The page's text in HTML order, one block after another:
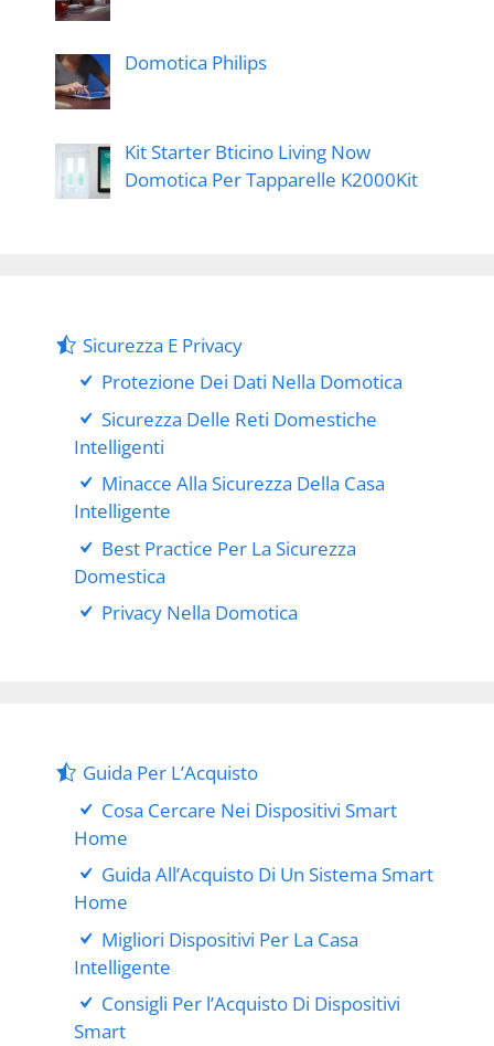
Domotica Philips
Kit Starter Bticino Living Now
Domotica Per Tapparelle K2000Kit
Sicurezza E Privacy
Protezione Dei Dati Nella Domotica
Sicurezza Delle Reti Domestiche
Intelligenti
Minacce Alla Sicurezza Della Casa
Intelligente
Best Practice Per La Sicurezza
Domestica
Privacy Nella Domotica
Guida Per L’Acquisto
Cosa Cercare Nei Dispositivi Smart
Home
Guida All’Acquisto Di Un Sistema Smart
Home
Migliori Dispositivi Per La Casa
Intelligente
Consigli Per l’Acquisto Di Dispositivi
Smart